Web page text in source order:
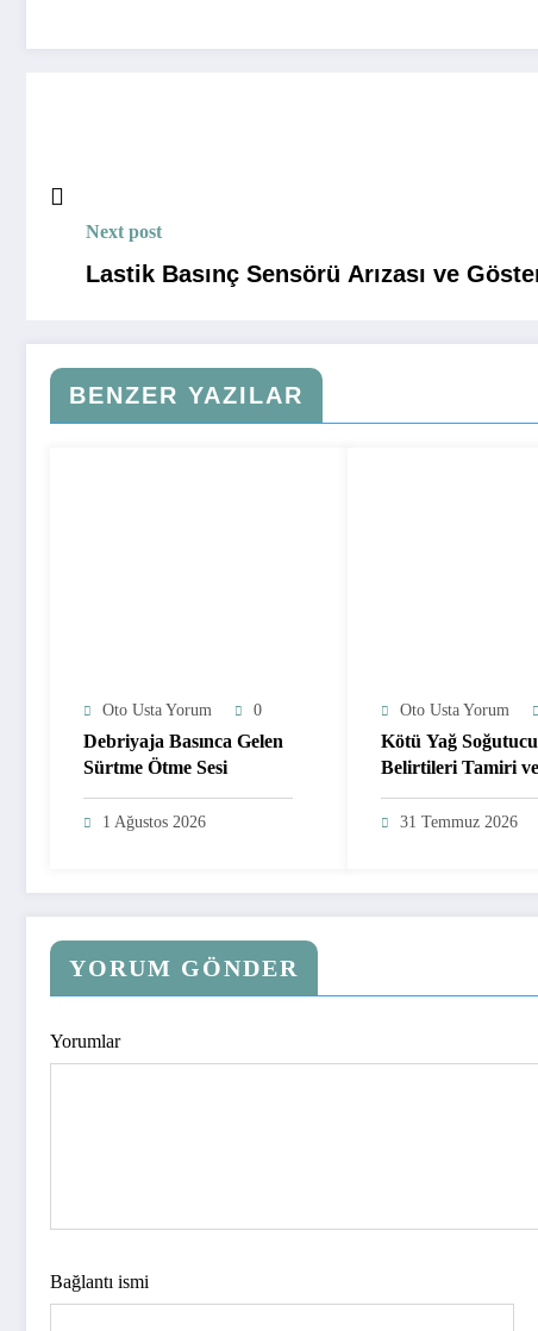
Next post
Lastik Basınç Sensörü Arızası ve
BENZER YAZILAR
Oto Usta Yorum 0
Debriyaja Basınca Gelen
Sürtme Ötme Sesi
1 Ağustos 2026
Oto Usta Yorum
Kötü Yağ
Belirtileri Tamiri ve
Değişim Zaman
31 Temmuz 2026
YORUM GÖNDER
Yorumlar
Bağlantı ismi